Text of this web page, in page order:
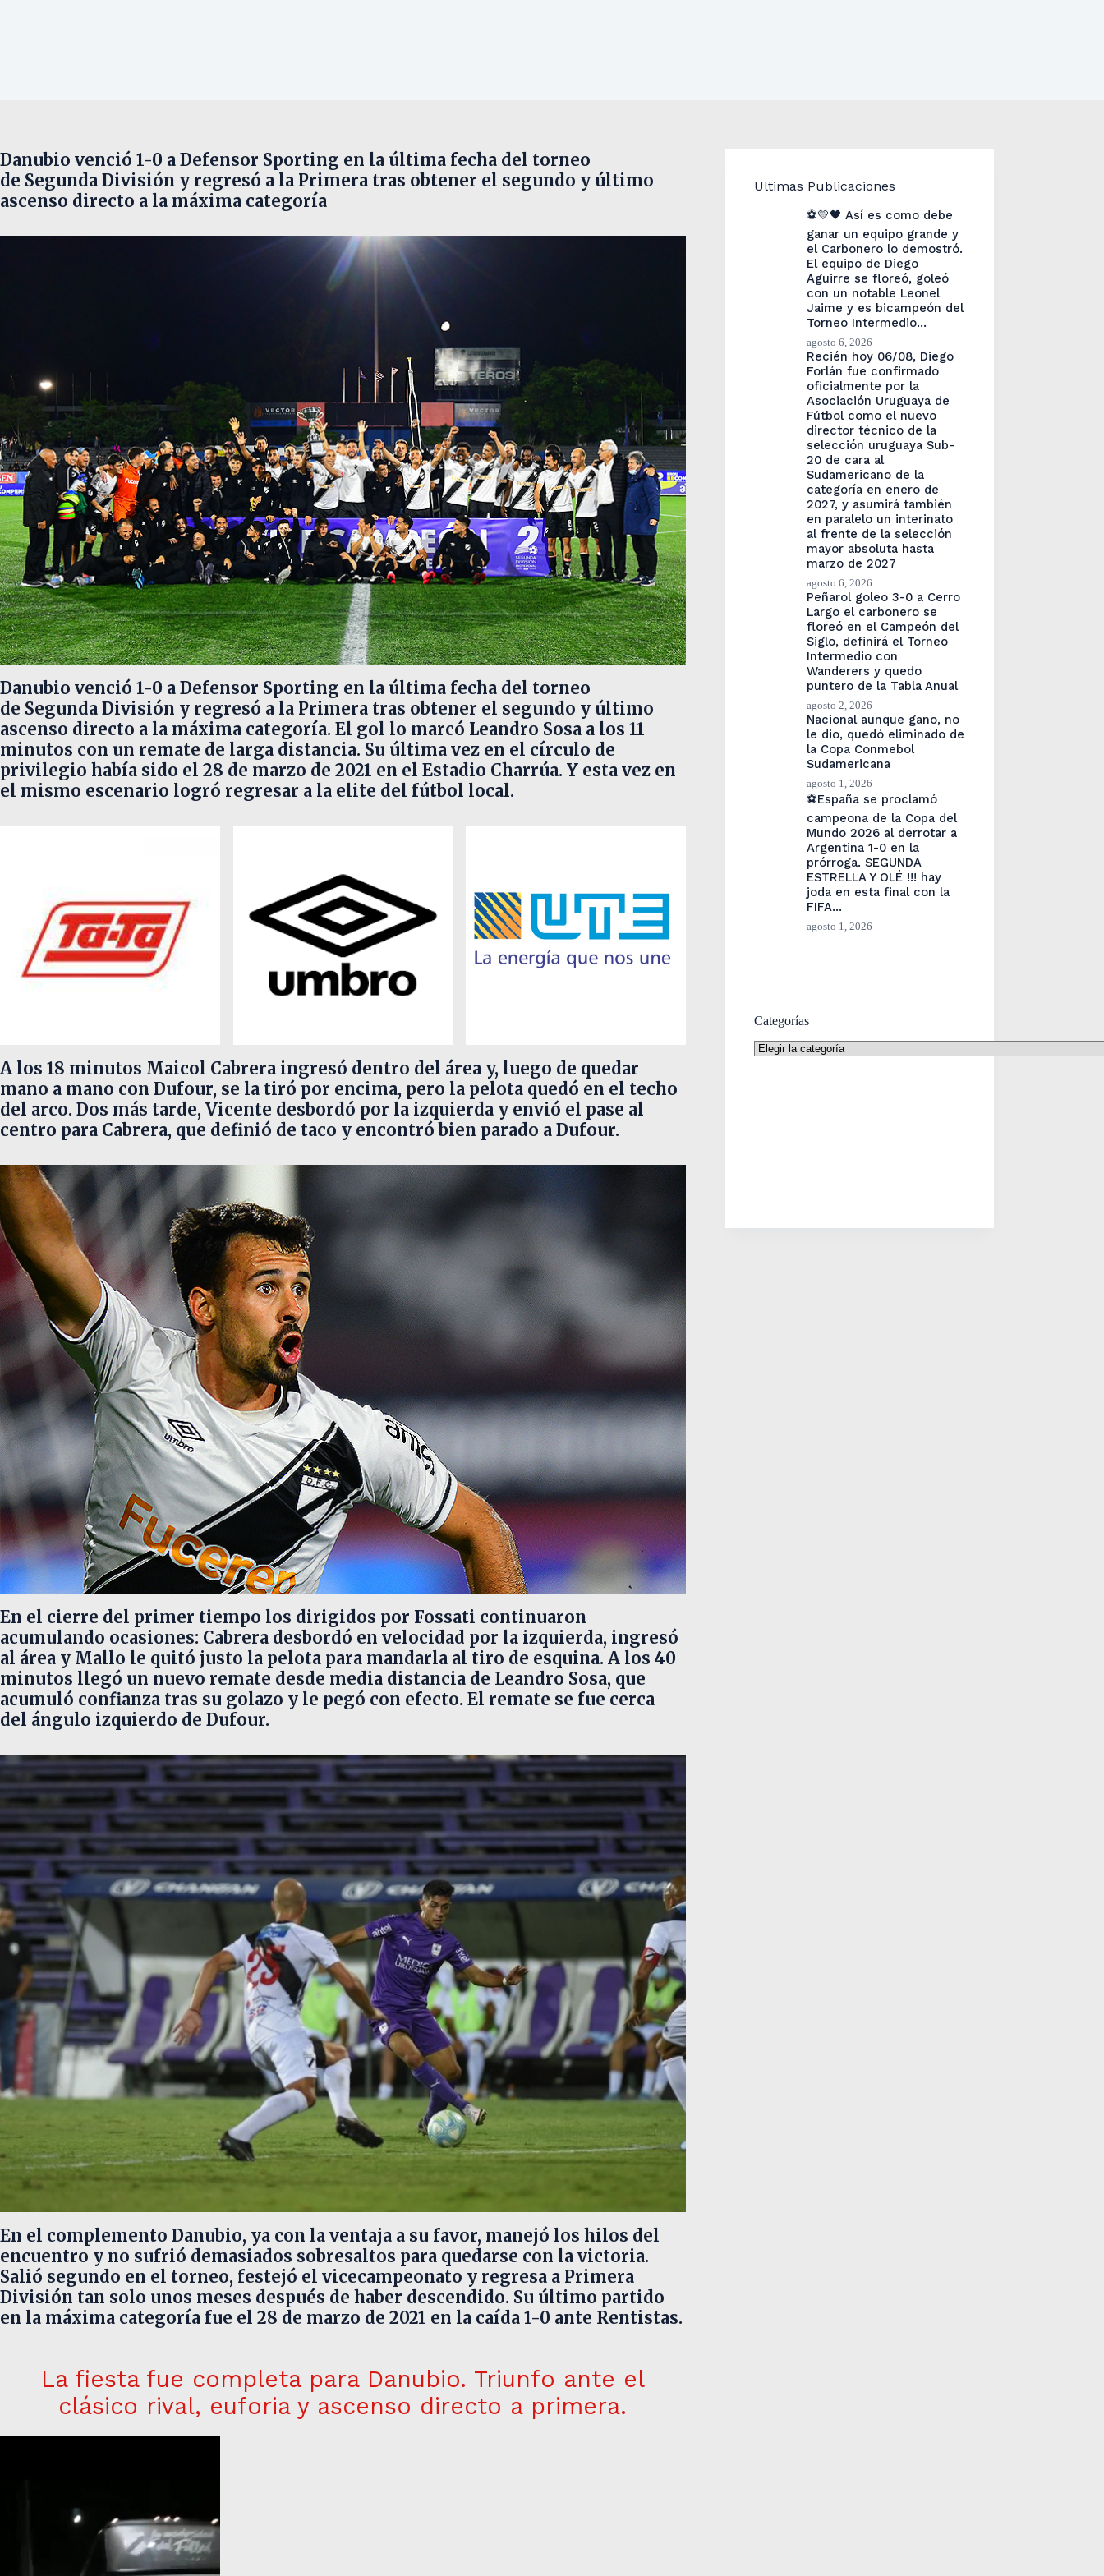
Danubio venció 1-0 a Defensor Sporting en la última fecha del torneo
de Segunda División y regresó a la Primera tras obtener el segundo y último
ascenso directo a la máxima categoría
Danubio venció 1-0 a Defensor Sporting en la última fecha del torneo
de Segunda División y regresó a la Primera tras obtener el segundo y último
ascenso directo a la máxima categoría. El gol lo marcó Leandro Sosa a los 11
minutos con un remate de larga distancia. Su última vez en el círculo de
privilegio había sido el 28 de marzo de 2021 en el Estadio Charrúa. Y esta vez en
el mismo escenario logró regresar a la elite del fútbol local.
A los 18 minutos Maicol Cabrera ingresó dentro del área y, luego de quedar
mano a mano con Dufour, se la tiró por encima, pero la pelota quedó en el techo
del arco. Dos más tarde, Vicente desbordó por la izquierda y envió el pase al
centro para Cabrera, que definió de taco y encontró bien parado a Dufour.
En el cierre del primer tiempo los dirigidos por Fossati continuaron
acumulando ocasiones: Cabrera desbordó en velocidad por la izquierda, ingresó
al área y Mallo le quitó justo la pelota para mandarla al tiro de esquina. A los 40
minutos llegó un nuevo remate desde media distancia de Leandro Sosa, que
acumuló confianza tras su golazo y le pegó con efecto. El remate se fue cerca
del ángulo izquierdo de Dufour.
En el complemento Danubio, ya con la ventaja a su favor, manejó los hilos del
encuentro y no sufrió demasiados sobresaltos para quedarse con la victoria.
Salió segundo en el torneo, festejó el vicecampeonato y regresa a Primera
División tan solo unos meses después de haber descendido. Su último partido
en la máxima categoría fue el 28 de marzo de 2021 en la caída 1-0 ante Rentistas.
La fiesta fue completa para Danubio. Triunfo ante el
clásico rival, euforia y ascenso directo a primera.
Ultimas Publicaciones
⚽💛🖤 Así es como debe
ganar un equipo grande y
el Carbonero lo demostró.
El equipo de Diego
Aguirre se floreó, goleó
con un notable Leonel
Jaime y es bicampeón del
Torneo Intermedio…
agosto 6, 2026
Recién hoy 06/08, Diego
Forlán fue confirmado
oficialmente por la
Asociación Uruguaya de
Fútbol como el nuevo
director técnico de la
selección uruguaya Sub-
20 de cara al
Sudamericano de la
categoría en enero de
2027, y asumirá también
en paralelo un interinato
al frente de la selección
mayor absoluta hasta
marzo de 2027
agosto 6, 2026
Peñarol goleo 3-0 a Cerro
Largo el carbonero se
floreó en el Campeón del
Siglo, definirá el Torneo
Intermedio con
Wanderers y quedo
puntero de la Tabla Anual
agosto 2, 2026
Nacional aunque gano, no
le dio, quedó eliminado de
la Copa Conmebol
Sudamericana
agosto 1, 2026
⚽España se proclamó
campeona de la Copa del
Mundo 2026 al derrotar a
Argentina 1-0 en la
prórroga. SEGUNDA
ESTRELLA Y OLÉ !!! hay
joda en esta final con la
FIFA…
agosto 1, 2026
Categorías
Categorías